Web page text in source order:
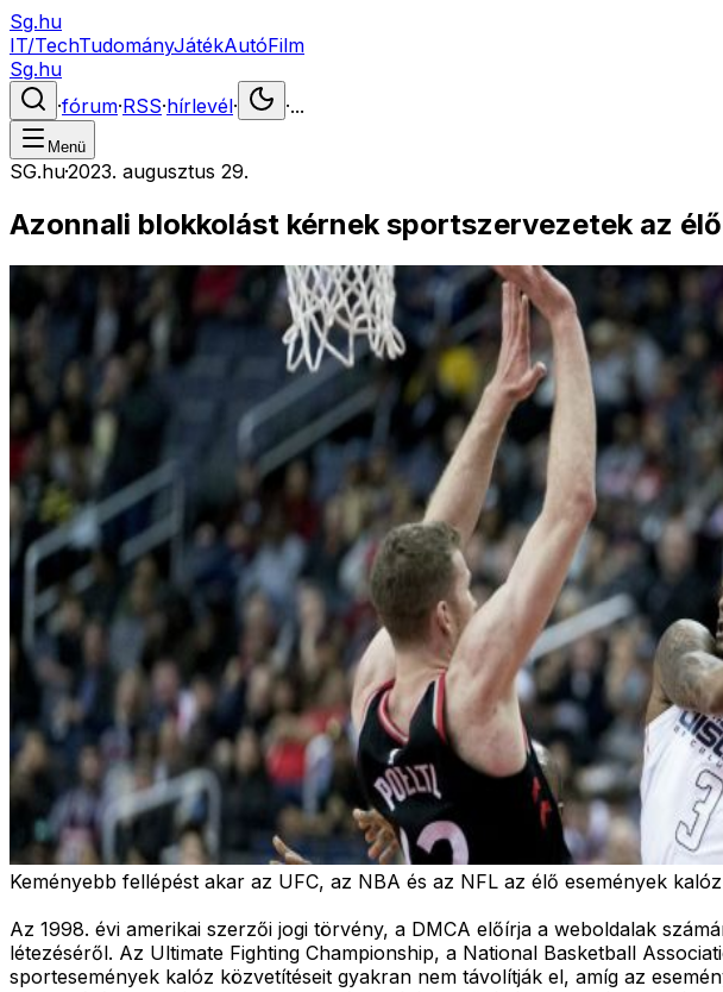
Sg.hu
IT/TechTudományJátékAutóFilm
Sg.hu
·fórum·RSS·hírlevél· ·...
Menü
SG.hu·2023. augusztus 29.
Azonnali blokkolást kérnek sportszervezetek az
Keményebb fellépést akar az UFC, az NBA és az NFL az élő események
Az 1998. évi amerikai szerzői jogi törvény, a DMCA előírja a weboldalak
létezéséről. Az Ultimate Fighting Championship, a National Basketball
sportesemények kalóz közvetítéseit gyakran nem távolítják el, amíg az